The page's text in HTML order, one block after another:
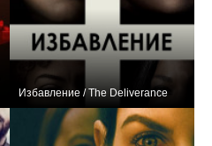
Избавление / The Deliverance